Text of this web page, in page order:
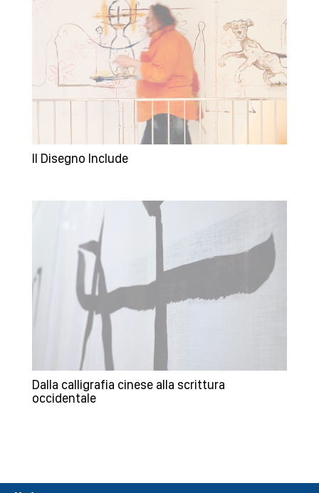
Il Disegno Include
Dalla calligrafia cinese alla scrittura
occidentale